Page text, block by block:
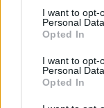
consent section.
I want to opt-
Personal Data.
Opted In
I want to opt-
Personal
Opted In